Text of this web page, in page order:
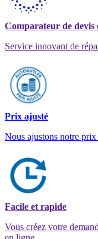
Comparateur de devis
Service innovant de
Prix ajusté
Nous ajustons notre
Facile et rapide
Vous créez votre